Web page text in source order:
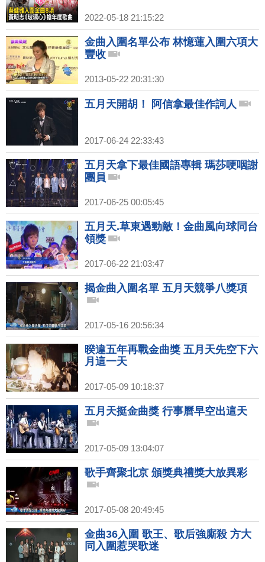
2022-05-18 21:15:22
金曲入圍名單公布 林憶蓮入圍六項大
豐收
2013-05-22 20:31:30
五月天開胡！ 阿信拿最佳作詞人
2017-06-24 22:33:43
五月天拿下最佳國語專輯 瑪莎哽咽謝
團員
2017-06-25 00:05:45
五月天.草東遇勁敵！金曲風向球同台
領獎
2017-06-22 21:03:47
揭金曲入圍名單 五月天競爭八獎項
2017-05-16 20:56:34
暌違五年再戰金曲獎 五月天先空下六
月這一天
2017-05-09 10:18:37
五月天挺金曲獎 行事曆早空出這天
2017-05-09 13:04:07
歌手齊聚北京 頒獎典禮獎大放異彩
2017-05-08 20:49:45
金曲36入圍 歌王、歌后強廝殺 方大
同入圍惹哭歌迷